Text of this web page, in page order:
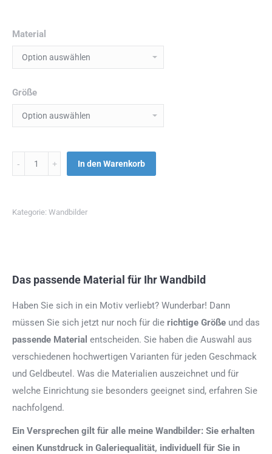
Material
Größe
Menge In den Warenkorb
Kategorie: Wandbilder
Das passende Material für Ihr Wandbild
Haben Sie sich in ein Motiv verliebt? Wunderbar! Dann
müssen Sie sich jetzt nur noch für die richtige Größe und das
passende Material entscheiden. Sie haben die Auswahl aus
verschiedenen hochwertigen Varianten für jeden Geschmack
und Geldbeutel. Was die Materialien auszeichnet und für
welche Einrichtung sie besonders geeignet sind, erfahren Sie
nachfolgend.
Ein Versprechen gilt für alle meine Wandbilder: Sie erhalten
einen Kunstdruck in Galeriequalität, individuell für Sie in